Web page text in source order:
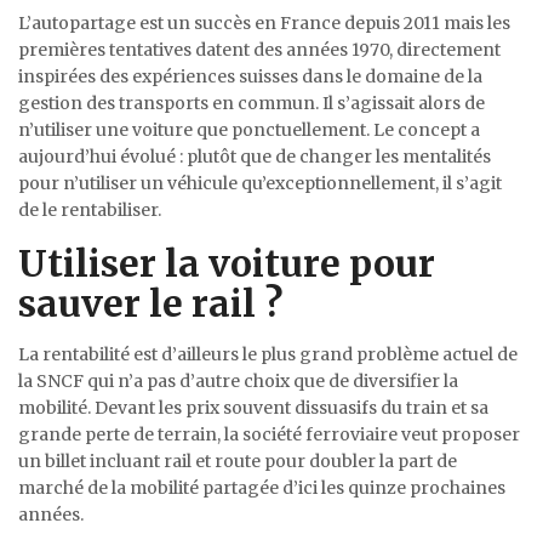
L’autopartage est un succès en France depuis 2011 mais les
premières tentatives datent des années 1970, directement
inspirées des expériences suisses dans le domaine de la
gestion des transports en commun. Il s’agissait alors de
n’utiliser une voiture que ponctuellement. Le concept a
aujourd’hui évolué : plutôt que de changer les mentalités
pour n’utiliser un véhicule qu’exceptionnellement, il s’agit
de le rentabiliser.
Utiliser la voiture pour
sauver le rail ?
La rentabilité est d’ailleurs le plus grand problème actuel de
la SNCF qui n’a pas d’autre choix que de diversifier la
mobilité. Devant les prix souvent dissuasifs du train et sa
grande perte de terrain, la société ferroviaire veut proposer
un billet incluant rail et route pour doubler la part de
marché de la mobilité partagée d’ici les quinze prochaines
années.